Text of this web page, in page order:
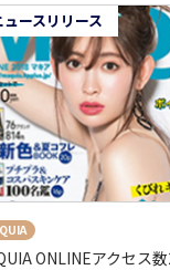
ュースリリース
ONLINEアクセス